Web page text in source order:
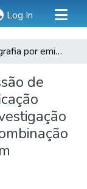
Log In (current)
Uso da tomografia por emissão de pósitrons (PET) para identificação precoce de metástases e investigação da eficácia terapêutica da combinação p19Arf e Interferon-Beta em melanoma murino
de